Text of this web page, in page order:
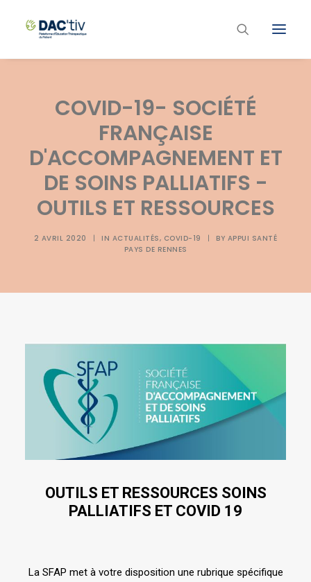
Plateforme ETP
Liste des programmes et actions
Les formations ETP
Contacts
COVID-19- SOCIÉTÉ
FRANÇAISE
D'ACCOMPAGNEMENT ET
DE SOINS PALLIATIFS -
OUTILS ET RESSOURCES
2 AVRIL 2020 | IN ACTUALITÉS, COVID-19 | BY APPUI SANTÉ
PAYS DE RENNES
OUTILS ET RESSOURCES SOINS
PALLIATIFS ET COVID 19
La SFAP met à votre disposition une rubrique spécifique